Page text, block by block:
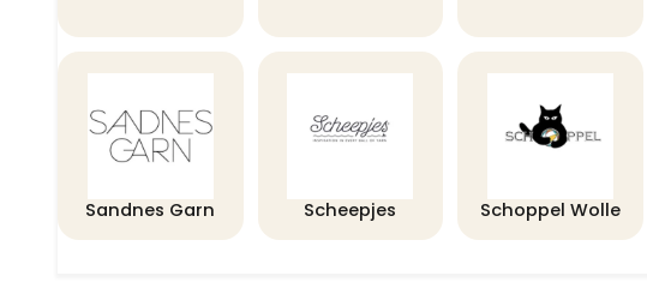
Sandnes Garn Scheepjes Schoppel Wolle